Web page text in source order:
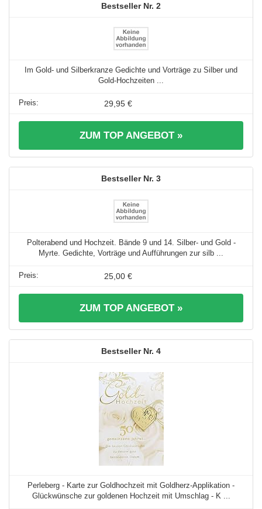
2
Im Gold- und Silberkranze Gedichte und Vorträge zu Silber und
Gold-Hochzeiten ...
29,95 €
ZUM TOP ANGEBOT »
3
Polterabend und Hochzeit. Bände 9 und 14. Silber- und Gold -
Myrte. Gedichte, Vorträge und Aufführungen zur silb ...
25,00 €
ZUM TOP ANGEBOT »
4
Perleberg - Karte zur Goldhochzeit mit Goldherz-Applikation -
Glückwünsche zur goldenen Hochzeit mit Umschlag - K ...